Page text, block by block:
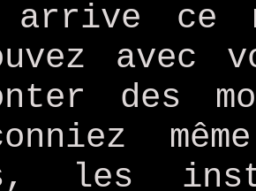
arrive ce
avec
des
les